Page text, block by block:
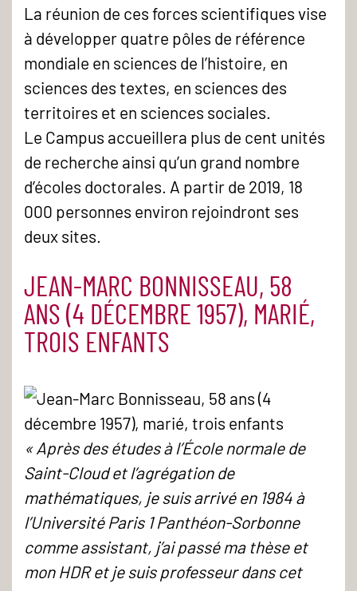
La réunion de ces forces scientifiques vise
à développer quatre pôles de référence
mondiale en sciences de l’histoire, en
sciences des textes, en sciences des
territoires et en sciences sociales.
Le Campus accueillera plus de cent unités
de recherche ainsi qu’un grand nombre
d’écoles doctorales. A partir de 2019, 18
000 personnes environ rejoindront ses
deux sites.
JEAN-MARC BONNISSEAU, 58
ANS (4 DÉCEMBRE 1957), MARIÉ,
TROIS ENFANTS
« Après des études à l’École normale de
Saint-Cloud et l’agrégation de
mathématiques, je suis arrivé en 1984 à
l’Université Paris 1 Panthéon-Sorbonne
comme assistant, j’ai passé ma thèse et
mon HDR et je suis professeur dans cet